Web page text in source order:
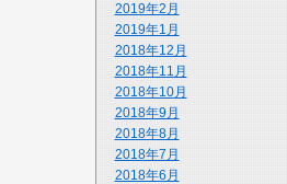
2019年2月
2019年1月
2018年12月
2018年11月
2018年10月
2018年9月
2018年8月
2018年7月
2018年6月